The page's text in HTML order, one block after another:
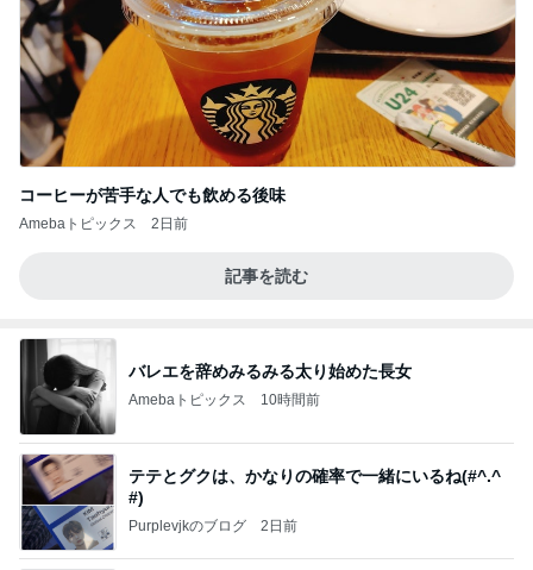
コーヒーが苦手な人でも飲める後味
Amebaトピックス 2日前
記事を読む
バレエを辞めみるみる太り始めた長女
Amebaトピックス 10時間前
テテとグクは、かなりの確率で一緒にいるね(#^.^
#)
Purplevjkのブログ 2日前